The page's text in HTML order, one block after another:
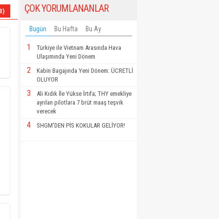
ÇOK YORUMLANANLAR
Bugün Bu Hafta Bu Ay
1
Türkiye ile Vietnam Arasında Hava
Ulaşımında Yeni Dönem
2
Kabin Bagajında Yeni Dönem: ÜCRETLİ
OLUYOR
3
Ali Kıdık İle Yükse İrtifa; THY emekliye
ayrılan pilotlara 7 brüt maaş teşvik
verecek
4 SHGM'DEN PİS KOKULAR GELİYOR!